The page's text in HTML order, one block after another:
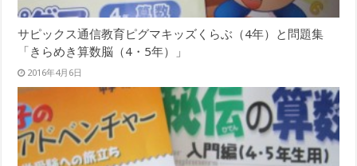
サピックス通信教育ピグマキッズくらぶ（4年）と問題集
「きらめき算数脳（4・5年）」
2016年4月6日